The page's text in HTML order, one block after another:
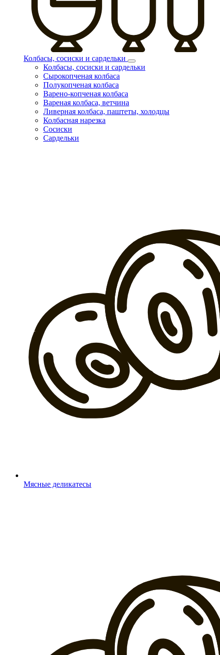
Колбасы, сосиски и сардельки
Колбасы, сосиски и сардельки
Сырокопченая колбаса
Полукопченая колбаса
Варено-копченая колбаса
Вареная колбаса, ветчина
Ливерная колбаса, паштеты, холодцы
Колбасная нарезка
Сосиски
Сардельки
Мясные деликатесы